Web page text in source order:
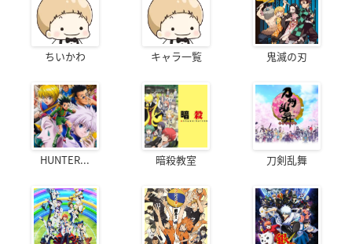
ちいかわ キャラ一覧 鬼滅の刃
HUNTER... 暗殺教室 刀剣乱舞